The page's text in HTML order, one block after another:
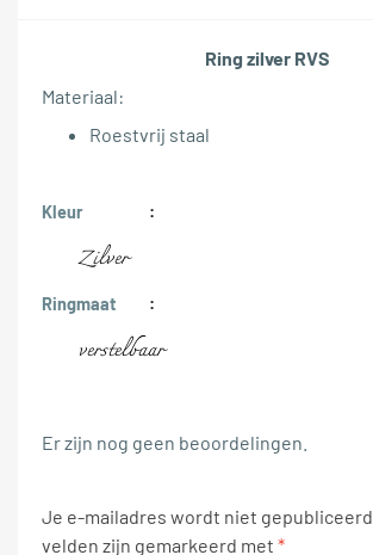
Ring zilver RVS
Materiaal:
Roestvrij staal
Kleur
Zilver
Ringmaat
verstelbaar
Er zijn nog geen beoordelingen.
Je e-mailadres wordt niet gepubliceerd.
velden zijn gemarkeerd met *